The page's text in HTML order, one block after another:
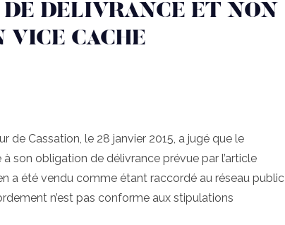
DELIVRANCE ET NON
VICE CACHE
de Cassation, le 28 janvier 2015, a jugé que le
son obligation de délivrance prévue par l’article
a été vendu comme étant raccordé au réseau public
n’est pas conforme aux stipulations